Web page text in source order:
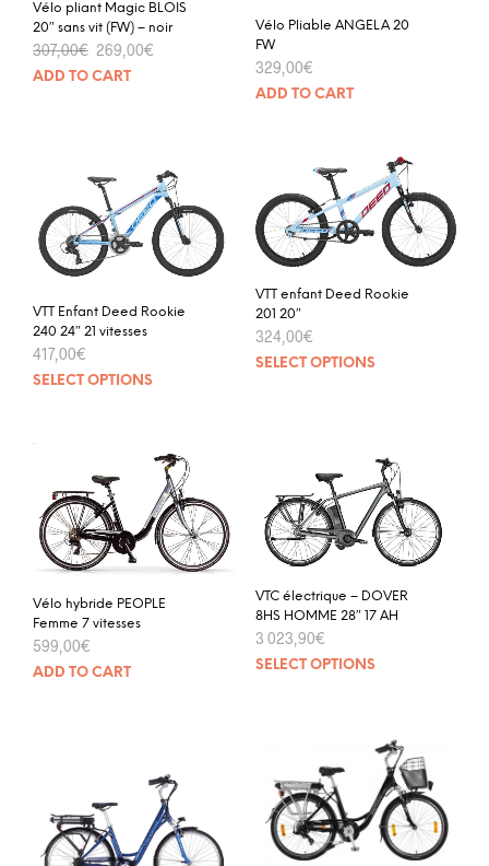
Vélo pliant Magic BLOIS
20″ sans vit (FW) – noir
307,00€ 269,00€
ADD TO CART
Vélo Pliable ANGELA 20
FW
329,00€
ADD TO CART
VTT Enfant Deed Rookie
240 24″ 21 vitesses
417,00€
SELECT OPTIONS
VTT enfant Deed Rookie
201 20″
324,00€
SELECT OPTIONS
Vélo hybride PEOPLE
Femme 7 vitesses
599,00€
ADD TO CART
VTC électrique – DOVER
8HS HOMME 28″ 17 AH
3 023,90€
SELECT OPTIONS